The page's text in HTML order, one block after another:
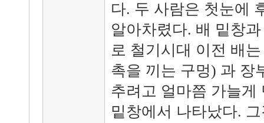
다. 두 사람은 첫눈에
알아차렸다. 배 밑창
로 철기시대 이전 배
촉을 끼는 구멍) 과 장
추려고 얼마쯤 가늘게
밑창에서 나타났다.